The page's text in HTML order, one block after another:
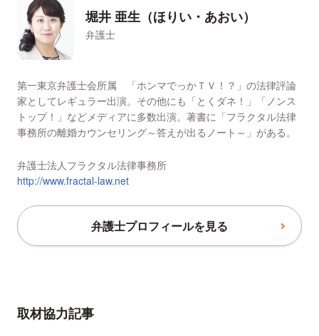
堀井 亜生（ほりい・あおい）
弁護士
第一東京弁護士会所属 「ホンマでっかＴＶ！？」の法律評論
家としてレギュラー出演。その他にも「とくダネ！」「ノンス
トップ！」などメディアに多数出演。著書に「フラクタル法律
事務所の離婚カウンセリング～答えが出るノート～」がある。
弁護士法人フラクタル法律事務所
http://www.fractal-law.net
弁護士プロフィールを見る
取材協力記事